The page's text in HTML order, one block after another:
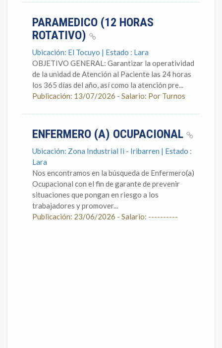
PARAMEDICO (12 HORAS
ROTATIVO)
Ubicación: El Tocuyo | Estado : Lara
OBJETIVO GENERAL: Garantizar la operatividad
de la unidad de Atención al Paciente las 24 horas
los 365 días del año, así como la atención pre...
Publicación: 13/07/2026 - Salario: Por Turnos
ENFERMERO (A) OCUPACIONAL
Ubicación: Zona Industrial Ii - Iribarren | Estado :
Lara
Nos encontramos en la búsqueda de Enfermero(a)
Ocupacional con el fin de garante de prevenir
situaciones que pongan en riesgo a los
trabajadores y promover...
Publicación: 23/06/2026 - Salario: ----------